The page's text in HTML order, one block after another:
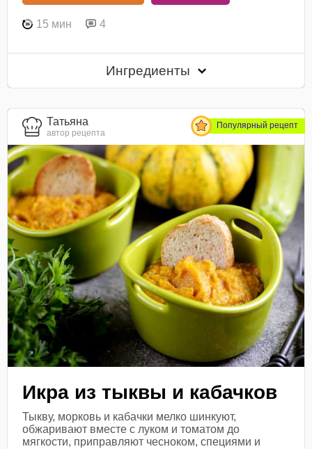
15 мин 4
Ингредиенты
Татьяна
автор рецепта
Популярный рецепт
Икра из тыквы и кабачков
Тыкву, морковь и кабачки мелко шинкуют,
обжаривают вместе с луком и томатом до
мягкости, приправляют чесноком, специями и